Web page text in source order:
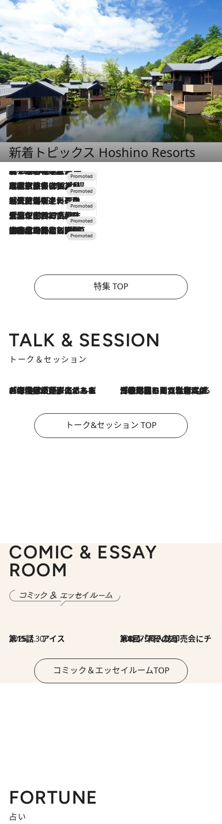
新着トピックス Hoshino Resorts
2026.8.7
【トンボの足水浴】ヒノキの香りに包まれて涼感マックス！約13℃の湧水かけ流しを避暑地「星野温泉 トンボの湯」で体験
2026.7.31
【ホテル帰省】という選択肢をOMOが提案。家族とほどよい距離を保つには「昼は実家、夜は気兼ねなくホテルで！」
2026.7.24
【夏限定ディナーコース】旬を迎える稚鮎や花ズッキーニなどをイタリア・トスカーナの郷土料理の手法で満喫！
2026.7.17
「土佐和ハーブかき氷」がOMO7高知に登場！生姜、山椒、大葉など目にも舌にも涼を呼ぶ郷土の味
2026.7.10
NEW OPEN！【界 草津】名湯の地に誕生。趣の異なる2種の温泉と上州ならではの会席・蕎麦割烹など美食を味わう究極の癒やし旅
特集 TOP
TALK & SESSION
トーク＆セッション
2026.8.3
「今後値上げがあるとすれば…」「リスクがあるのは今年の冬」エネルギー専門家が語る、ホルムズ海峡封鎖が家庭にもたらす“ある心配” 2026.8.3
「住宅建てられない…」「サーチャージ料の高値が続いている」ホルムズ海峡封鎖による影響はいつまで続く？《エネルギー専門家に聞く“どうなる日本の暮らし”》
トーク&セッション TOP
COMIC & ESSAY
ROOM
2026.7.30
第15話 アイス 2026.7.30
第8回「同人誌即売会にチャレンジ その2」
コミック＆エッセイルームTOP
FORTUNE
占い